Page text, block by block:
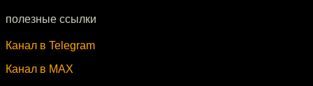
полезные ссылки
Канал в Telegram
Канал в MAX